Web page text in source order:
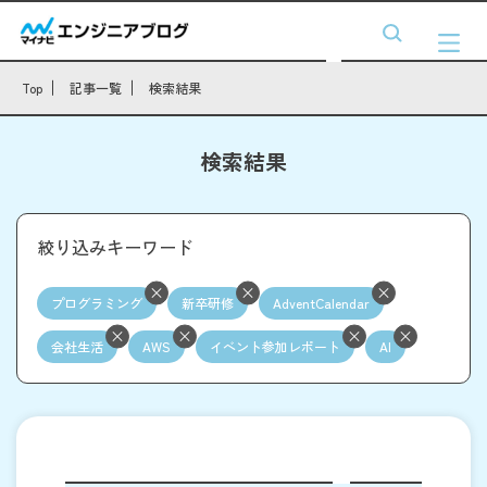
Top 記事一覧 検索結果
検索結果
絞り込みキーワード
プログラミング 新卒研修 AdventCalendar
会社生活 AWS イベント参加レポート AI